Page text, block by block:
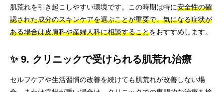
肌荒れを引き起こしやすい環境です。この時期は特に安全性の確
認された成分のスキンケアを選ぶことが重要で、気になる症状が
ある場合は皮膚科や産婦人科に相談することをおすすめします。
✨ 9. クリニックで受けられる肌荒れ治療
セルフケアや生活習慣の改善を続けても肌荒れが改善しない場